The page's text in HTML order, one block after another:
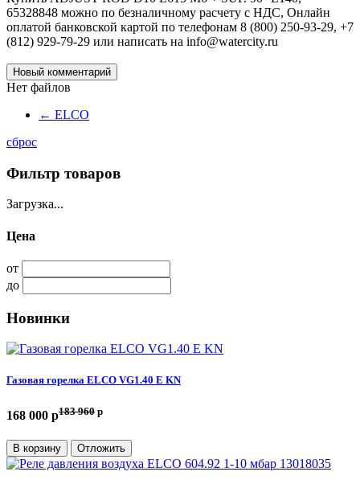
65328848 можно по безналичному расчету с НДС, Онлайн
оплатой банковской картой по телефонам 8 (800) 250-93-29, +7
(812) 929-79-29 или написать на info@watercity.ru
Новый комментарий
Нет файлов
← ELCO
сброс
Фильтр товаров
Загрузка...
Цена
от
до
Новинки
Газовая горелка ELCO VG1.40 E KN
168 000 p183 960 p
В корзину Отложить